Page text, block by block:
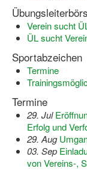
Kinderschutz
Verein sucht
ÜL sucht
Sportabzeichen
Termine
Termine
29. Jul
Erfolg und
29. Aug
03. Sep
von Vereins-,